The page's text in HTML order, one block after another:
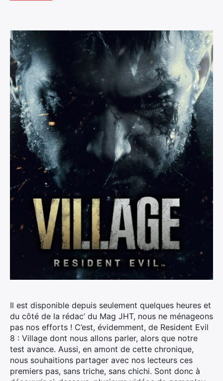
Il est disponible depuis seulement quelques heures et
du côté de la rédac’ du Mag JHT, nous ne ménageons
pas nos efforts ! C’est, évidemment, de Resident Evil
8 : Village dont nous allons parler, alors que notre
test avance. Aussi, en amont de cette chronique,
nous souhaitions partager avec nos lecteurs ces
premiers pas, sans triche, sans chichi. Sont donc à